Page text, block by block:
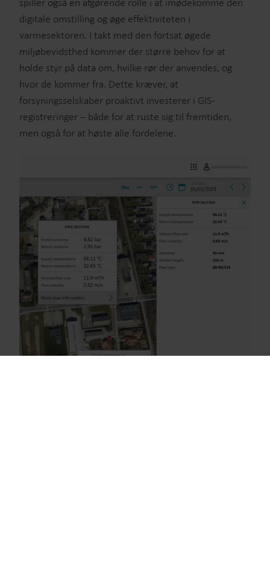
digitale omstilling og øge effektiviteten i
varmesektoren. I takt med den fortsat øgede
miljøbevidsthed kommer der større behov for at
holde styr på data om, hvilke rør der anvendes, og
hvor de kommer fra. Dette kræver, at
forsyningsselskaber proaktivt investerer i GIS-
registreringer – både for at ruste sig til fremtiden,
men også for at høste alle fordelene.